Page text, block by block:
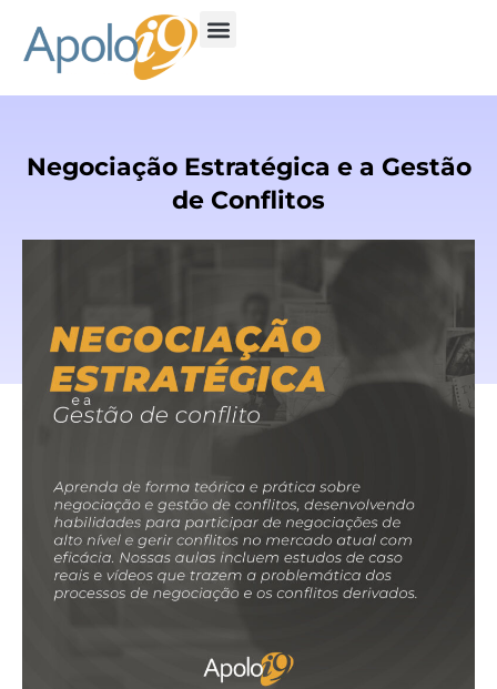
Negociação Estratégica e a Gestão
de Conflitos